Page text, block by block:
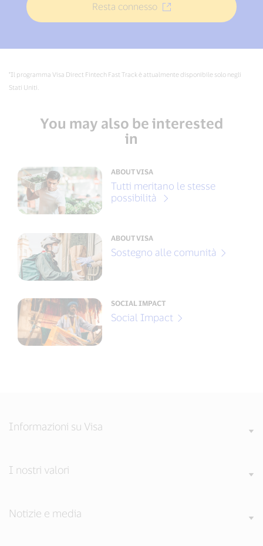
Resta connesso
*Il programma Visa Direct Fintech Fast Track è attualmente disponibile solo negli
Stati Uniti.
You may also be interested
in
ABOUT VISA
Tutti meritano le stesse
possibilità
ABOUT VISA
Sostegno alle comunità
SOCIAL IMPACT
Social Impact
Informazioni su Visa
I nostri valori
Notizie e media